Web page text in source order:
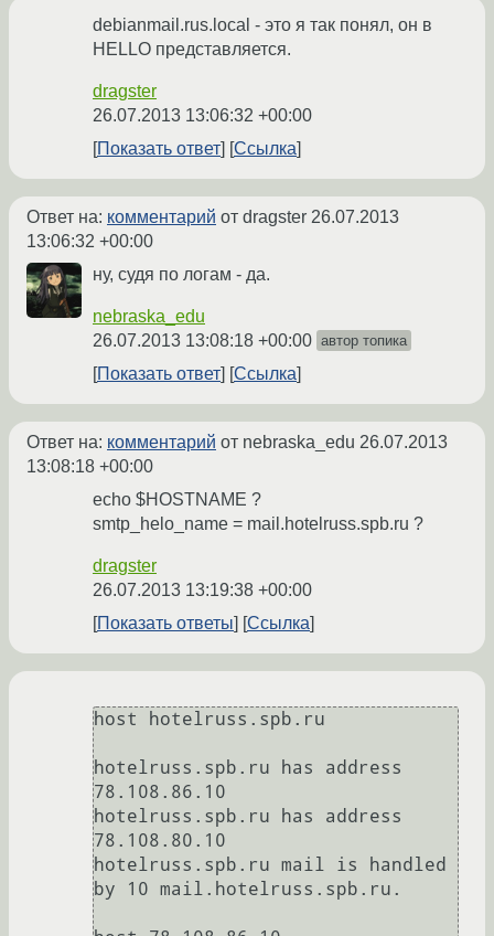
debianmail.rus.local - это я так понял, он в
HELLO представляется.
dragster
26.07.2013 13:06:32 +00:00
Показать ответ
Ссылка
Ответ на: комментарий от dragster 26.07.2013
13:06:32 +00:00
ну, судя по логам - да.
nebraska_edu
26.07.2013 13:08:18 +00:00 автор топика
Показать ответ Ссылка
Ответ на: комментарий от nebraska_edu 26.07.2013
13:08:18 +00:00
echo $HOSTNAME ?
smtp_helo_name = mail.hotelruss.spb.ru ?
dragster
26.07.2013 13:19:38 +00:00
Показать ответы
Ссылка
host hotelruss.spb.ru
hotelruss.spb.ru has address
78.108.86.10
hotelruss.spb.ru has address
78.108.80.10
hotelruss.spb.ru mail is handled
by 10 mail.hotelruss.spb.ru.